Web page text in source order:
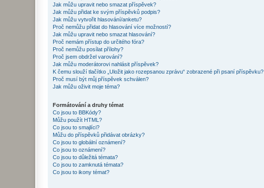
Jak můžu upravit nebo smazat příspěvek?
Jak můžu přidat ke svým příspěvků podpis?
Jak můžu vytvořit hlasování/anketu?
Proč nemůžu přidat do hlasování více možností?
Jak můžu upravit nebo smazat hlasování?
Proč nemám přístup do určitého fóra?
Proč nemůžu posílat přílohy?
Proč jsem obdržel varování?
Jak můžu moderátorovi nahlásit příspěvek?
K čemu slouží tlačítko „Uložit jako rozepsanou zprávu“ zobrazené při psaní příspěvku?
Proč musí být můj příspěvek schválen?
Jak můžu oživit moje téma?
Formátování a druhy témat
Co jsou to BBKódy?
Můžu použít HTML?
Co jsou to smajlíci?
Můžu do příspěvků přidávat obrázky?
Co jsou to globální oznámení?
Co jsou to oznámení?
Co jsou to důležitá témata?
Co jsou to zamknutá témata?
Co jsou to ikony témat?